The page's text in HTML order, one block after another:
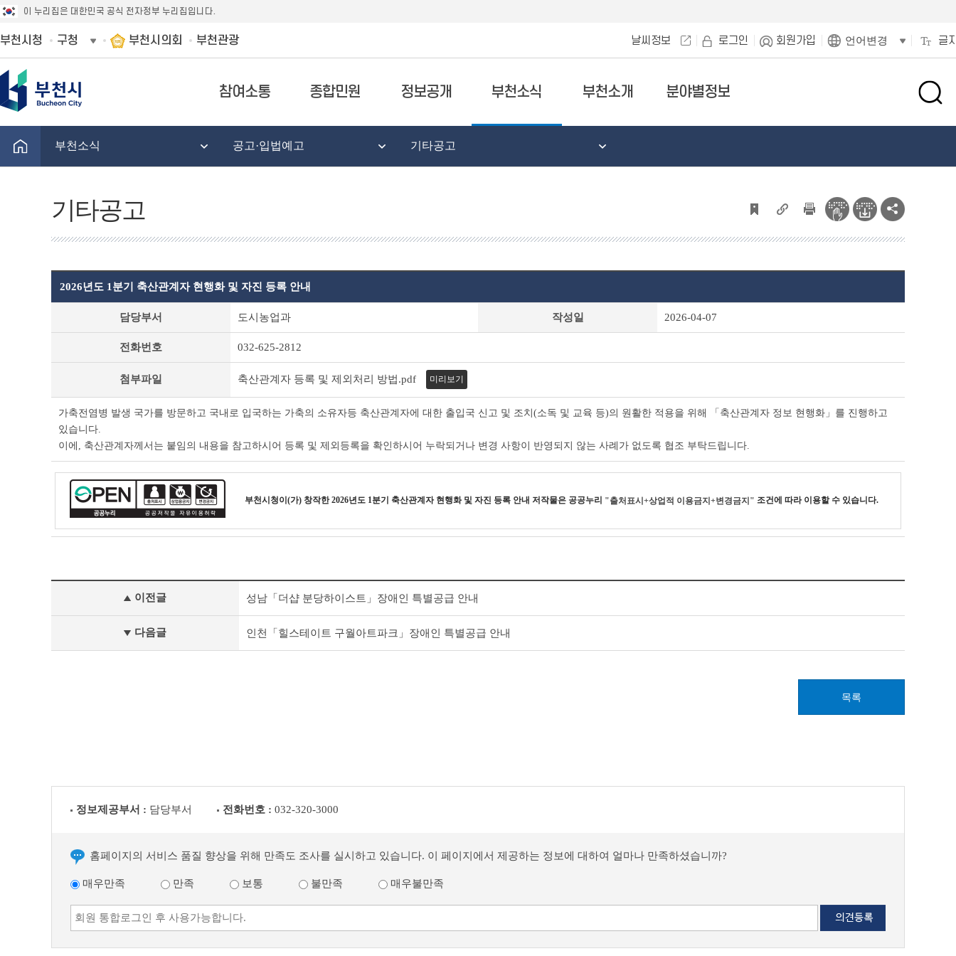
이 누리집은 대한민국 공식 전자정부 누리집입니다.
부천시청 구청 부천시의회 부천관광 날씨정보 로그인 회원가입 언어변경 글
참여소통 종합민원 정보공개 부천소식 부천소개 분야별정보
검
창
부천소식 공고·입법예고 기타공고
기타공고
상
테
이
블
2026년도 1분기 축산관계자 현행화 및 자진 등록 안내
담당부서 도시농업과 작성일 2026-04-07
전화번호 032-625-2812
첨부파일 축산관계자 등록 및 제외처리 방법.pdf 미리보기
가축전염병 발생 국가를 방문하고 국내로 입국하는 가축의 소유자등 축산관계자에 대한 출입국 신고 및 조치(소독 및 교육 등)의 원활한 적용을 위해 「축산관계자 정보 현행화」를 진행하고
있습니다.
이에, 축산관계자께서는 붙임의 내용을 참고하시어 등록 및 제외등록을 확인하시어 누락되거나 변경 사항이 반영되지 않는 사례가 없도록 협조 부탁드립니다.
부천시청이(가) 창작한2026년도 1분기 축산관계자 현행화 및 자진 등록 안내 저작물은 공공누리 "출처표시+상업적 이용금지+변경금지" 조건에 따라 이용할 수 있습니다.
공
전
이전글 성남「더샵 분당하이스트」장애인 특별공급 안내
다음글 인천「힐스테이트 구월아트파크」장애인 특별공급 안내
목록
정보제공부서 : 담당부서 전화번호 : 032-320-3000
홈페이지의 서비스 품질 향상을 위해 만족도 조사를 실시하고 있습니다. 이 페이지에서 제공하는 정보에 대하여 얼마나 만족하셨습니까?
매우만족 만족 보통 불만족 매우불만족